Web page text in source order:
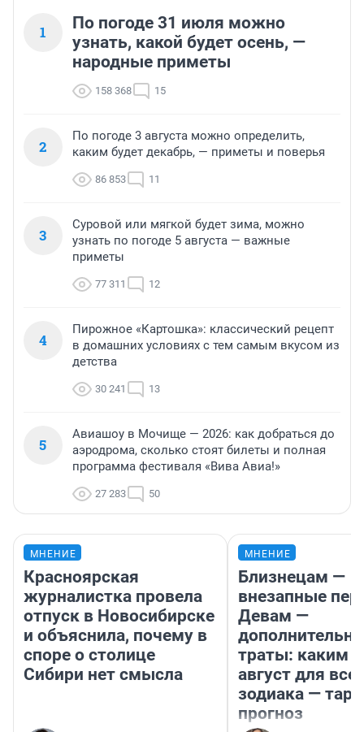
1
По погоде 31 июля можно
узнать, какой будет осень, —
народные приметы
158 368 15
2
По погоде 3 августа можно определить,
каким будет декабрь, — приметы и поверья
86 853 11
3
Суровой или мягкой будет зима, можно
узнать по погоде 5 августа — важные
приметы
77 311 12
4
Пирожное «Картошка»: классический рецепт
в домашних условиях с тем самым вкусом из
детства
30 241 13
5
Авиашоу в Мочище — 2026: как добраться до
аэродрома, сколько стоят билеты и полная
программа фестиваля «Вива Авиа!»
27 283 50
МНЕНИЕ
Красноярская
журналистка провела
отпуск в Новосибирске
и объяснила, почему в
споре о столице
Сибири нет смысла
МНЕНИЕ
Близнецам —
внезапные
Девам —
траты: каким
август для
зодиака —
прогноз